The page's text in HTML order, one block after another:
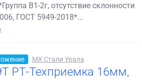
В1-2г, отсутствие склонности
ГОСТ 5949-2018*...
МХ Стали Урала
РТ-Техприемка 16мм,